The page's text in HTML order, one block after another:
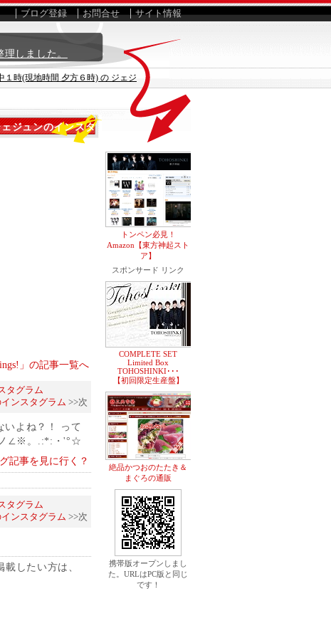
１時(現地時間 夕方６時) の ジェジ
ブログ登録 お問合せ サイト情報
しました。
ジュンのインスタ
」の記事一覧へ
タグラム
ンスタグラム >>次
いよね？！ って
ノ∠※。.:*:・'°☆
記事を見に行く？
タグラム
ンスタグラム >>次
したい方は、
トンペン必見！
Amazon【東方神起スト
ア】
スポンサード リンク
COMPLETE SET
Limited Box
TOHOSHINKI･･･
【初回限定生産盤】
絶品かつおのたたき＆
まぐろの通販
携帯版オープンしまし
た。URLはPC版と同じ
です！